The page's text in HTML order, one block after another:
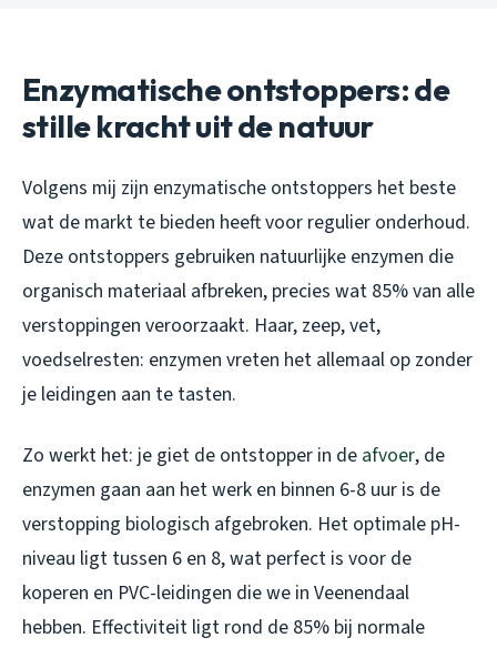
Enzymatische ontstoppers: de
stille kracht uit de natuur
Volgens mij zijn enzymatische ontstoppers het beste
wat de markt te bieden heeft voor regulier onderhoud.
Deze ontstoppers gebruiken natuurlijke enzymen die
organisch materiaal afbreken, precies wat 85% van alle
verstoppingen veroorzaakt. Haar, zeep, vet,
voedselresten: enzymen vreten het allemaal op zonder
je leidingen aan te tasten.
Zo werkt het: je giet de ontstopper in de afvoer, de
enzymen gaan aan het werk en binnen 6-8 uur is de
verstopping biologisch afgebroken. Het optimale pH-
niveau ligt tussen 6 en 8, wat perfect is voor de
koperen en PVC-leidingen die we in Veenendaal
hebben. Effectiviteit ligt rond de 85% bij normale